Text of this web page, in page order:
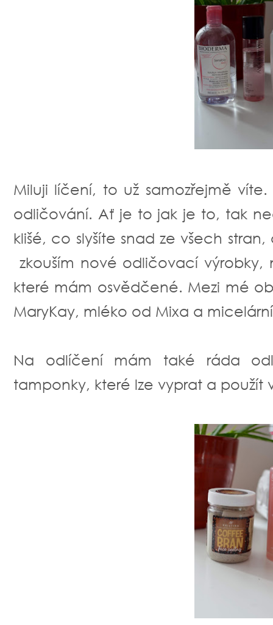
Miluji líčení, to už samozřejmě
odličování. Ať je to jak je to, tak
klišé, co slyšíte snad ze všech
zkouším nové odličovací
které mám osvědčené. Mezi mé
MaryKay, mléko od Mixa a
Na odlíčení mám také ráda
tamponky, které lze vyprat a použít